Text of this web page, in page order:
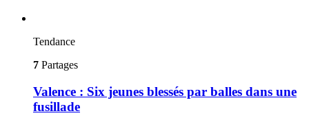
Tendance
7 Partages
Valence : Six jeunes blessés par balles dans une
fusillade